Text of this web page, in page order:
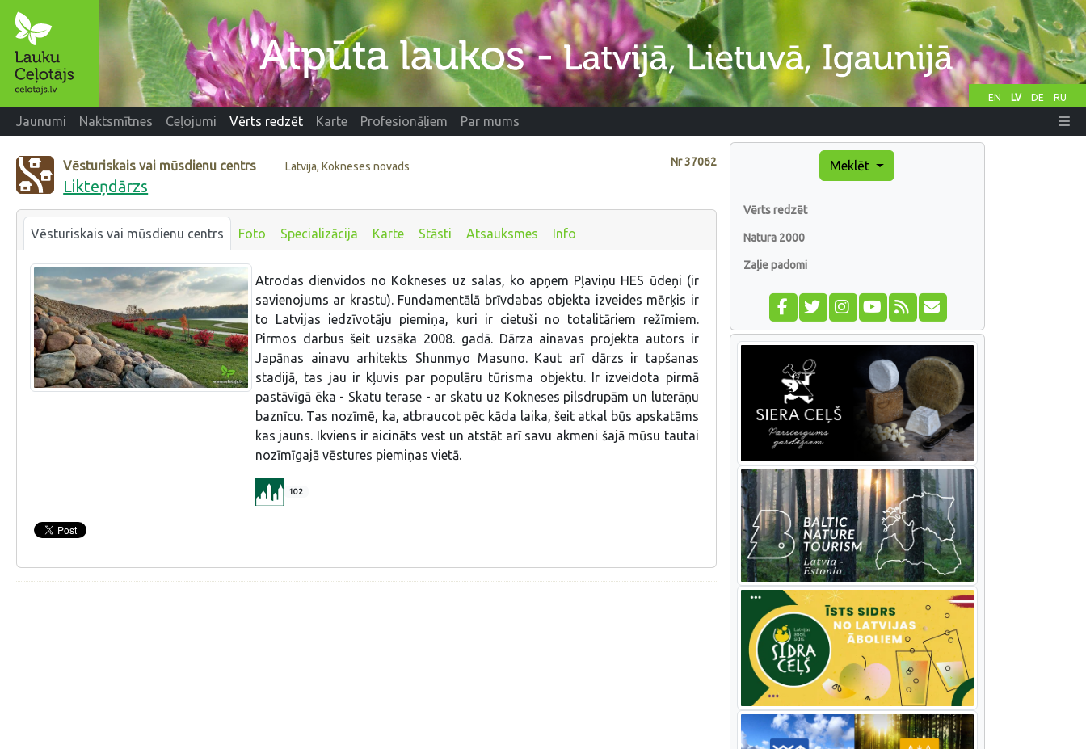
EN LV DE RU
Jaunumi Naktsmītnes Ceļojumi Vērts redzēt Karte Profesionāļiem Par mums
Nr37062
Vēsturiskais vai mūsdienu centrs Latvija, Kokneses novads
Likteņdārzs
Vēsturiskais vai mūsdienu centrs Foto Specializācija Karte Stāsti Atsauksmes Info
Atrodas dienvidos no Kokneses uz salas, ko apņem Pļaviņu HES ūdeņi (ir
savienojums ar krastu). Fundamentālā brīvdabas objekta izveides mērķis ir
to Latvijas iedzīvotāju piemiņa, kuri ir cietuši no totalitāriem režīmiem.
Pirmos darbus šeit uzsāka 2008. gadā. Dārza ainavas projekta autors ir
Japānas ainavu arhitekts Shunmyo Masuno. Kaut arī dārzs ir tapšanas
stadijā, tas jau ir kļuvis par populāru tūrisma objektu. Ir izveidota pirmā
pastāvīgā ēka - Skatu terase - ar skatu uz Kokneses pilsdrupām un luterāņu
baznīcu. Tas nozīmē, ka, atbraucot pēc kāda laika, šeit atkal būs apskatāms
kas jauns. Ikviens ir aicināts vest un atstāt arī savu akmeni šajā mūsu tautai
nozīmīgajā vēstures piemiņas vietā.
102
Meklēt
Vērts redzēt
Natura 2000
Zaļie padomi